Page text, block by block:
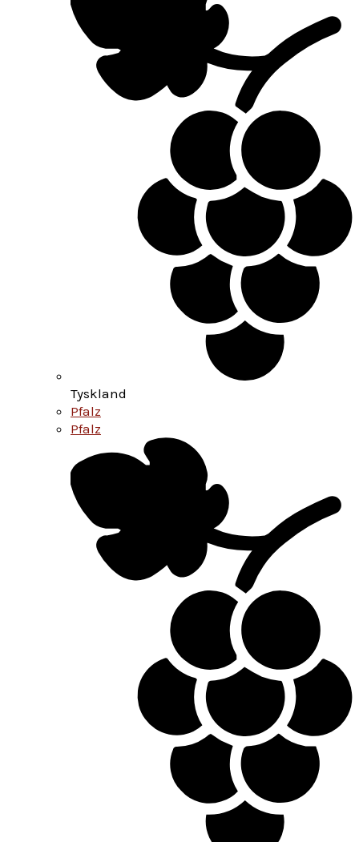
Tyskland
Pfalz
Pfalz